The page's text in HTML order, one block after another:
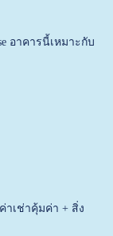
อาคารนี้เหมาะกับ
าเช่าคุ้มค่า + สิ่ง